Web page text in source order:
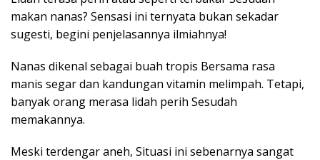
makan nanas? Sensasi ini ternyata bukan sekadar
sugesti, begini penjelasannya ilmiahnya!
Nanas dikenal sebagai buah tropis Bersama rasa
manis segar dan kandungan vitamin melimpah. Tetapi,
banyak orang merasa lidah perih Sesudah
memakannya.
Meski terdengar aneh, Situasi ini sebenarnya sangat